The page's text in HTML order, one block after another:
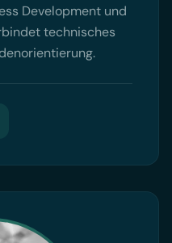
Development und
technisches